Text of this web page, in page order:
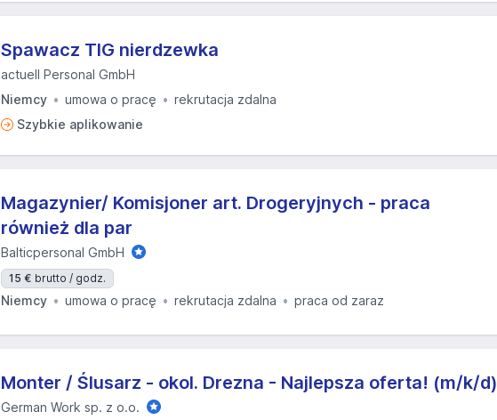
Spawacz TIG nierdzewka
actuell Personal GmbH
Niemcy
umowa o pracę
rekrutacja zdalna
Szybkie aplikowanie
Magazynier/ Komisjoner art. Drogeryjnych - praca
również dla par
Balticpersonal GmbH
15 € brutto / godz.
Niemcy umowa o pracę rekrutacja zdalna praca od zaraz
Monter / Ślusarz - okol. Drezna - Najlepsza oferta! (m/k/d)
German Work sp. z o.o.